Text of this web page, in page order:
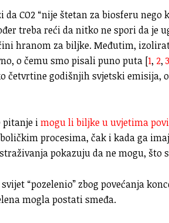
da CO2 “nije štetan za biosferu
treba reći da nitko ne spori da je
hranom za biljke. Međutim,
o čemu smo pisali puno puta [1, 2, 3
četvrtine godišnjih svjetski emisija,
pitanje imogu li biljke u uvjetima
procesima, čak i kada ga
pokazuju da ne mogu, što
“pozelenio” zbog povećanja
mogla postati smeđa.